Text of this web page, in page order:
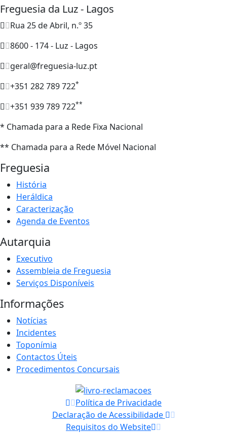
Freguesia da Luz - Lagos
Rua 25 de Abril, n.º 35
8600 - 174 - Luz - Lagos
geral@freguesia-luz.pt
+351 282 789 722*
+351 939 789 722**
* Chamada para a Rede Fixa Nacional
** Chamada para a Rede Móvel Nacional
Freguesia
História
Heráldica
Caracterização
Agenda de Eventos
Autarquia
Executivo
Assembleia de Freguesia
Serviços Disponíveis
Informações
Notícias
Incidentes
Toponímia
Contactos Úteis
Procedimentos Concursais
Política de Privacidade
Declaração de Acessibilidade
Requisitos do Website